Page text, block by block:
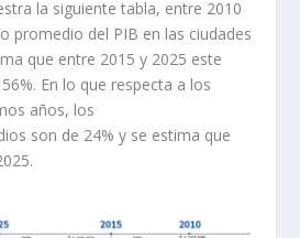
la siguiente tabla, entre 2010
promedio del PIB en las ciudades
que entre 2015 y 2025 este
En lo que respecta a los
años, los
son de 24% y se estima que